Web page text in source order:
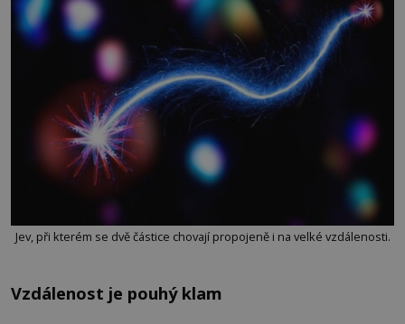
Jev, při kterém se dvě částice chovají propojeně i na velké vzdálenosti.
Vzdálenost je pouhý klam